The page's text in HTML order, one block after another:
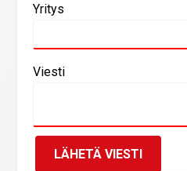
Yritys
Viesti